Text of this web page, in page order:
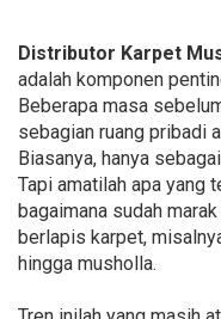
Distributor Karpet
adalah komponen
Beberapa masa
sebagian ruang pribadi
Biasanya, hanya
Tapi amatilah apa yang
bagaimana sudah
berlapis karpet,
hingga musholla.